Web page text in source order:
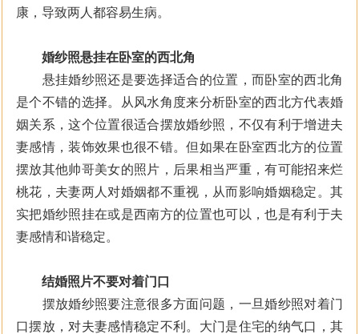
康，导致两人都容易生病。
婚纱照悬挂在卧室的西北角
悬挂婚纱照还是要选择适合的位置，而卧室的西北角
是个不错的选择。从风水角度来分析卧室的西北方代表婚
姻关系，这个位置很适合摆放婚纱照，不仅有利于增进夫
妻感情，装饰效果也很不错。但如果在卧室西北方的位置
摆放其他帅哥美女的照片，后果相当严重，有可能招来烂
桃花，夫妻两人对婚姻都不重视，从而影响婚姻稳定。其
实把婚纱照挂在或是西南方的位置也可以，也是有利于夫
妻感情和谐稳定。
结婚照片不要对着门口
摆放婚纱照要注意很多方面问题，一旦婚纱照对着门
口摆放，对夫妻感情稳定不利。大门是住宅的纳气口，其